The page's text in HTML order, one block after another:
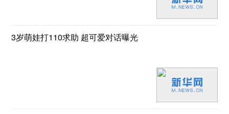
3岁萌娃打110求助 超可爱对话曝光